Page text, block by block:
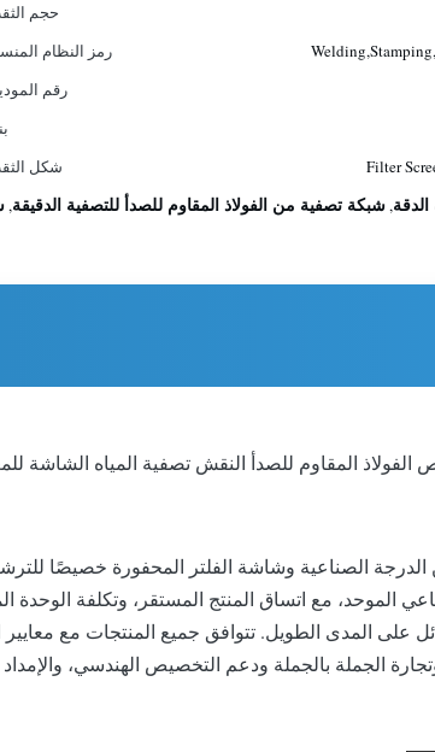
حجم
رمز النظام
رقم
Filter شكل
,شبكة تصفية من الفولاذ المقاوم للصدأ للتصفية الدقيقة,
الدرجة الصناعية وشاشة الفلتر المحفورة خصيصًا
الموحد، مع اتساق المنتج المستقر، وتكلفة الوحدة
على المدى الطويل. تتوافق جميع المنتجات مع
الجملة بالجملة ودعم التخصيص الهندسي، والإمداد